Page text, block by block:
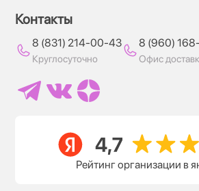
Контакты
8 (831) 214-00-43
Круглосуточно
8 (960)
Офис
Рейтинг организации в